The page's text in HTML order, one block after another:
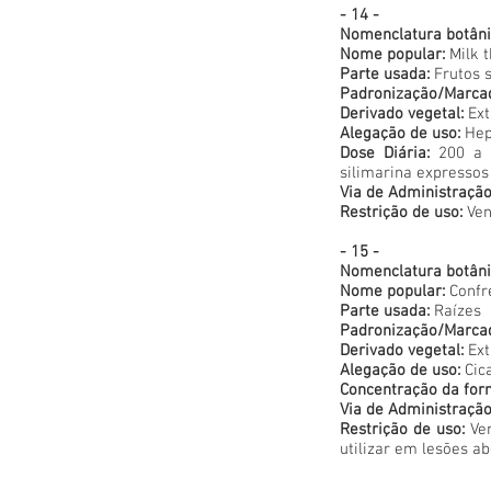
- 14 -
Nomenclatura
Nome popular: Milk
Parte usada: Frutos
Padronização/
Derivado vegetal:
Alegação de uso:
Dose Diária: 200 a
silimarina
Via de
Restrição de uso:
- 15 -
Nomenclatura
Nome popular:
Parte usada: Raízes
Padronização/
Derivado vegetal:
Alegação de uso:
Concentração da
Via de
Restrição de uso:
utilizar em lesões